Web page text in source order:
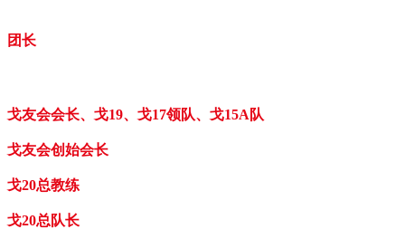
团长
戈友会会长、戈19、戈17领队、戈15A队
戈友会创始会长
戈20总教练
戈20总队长